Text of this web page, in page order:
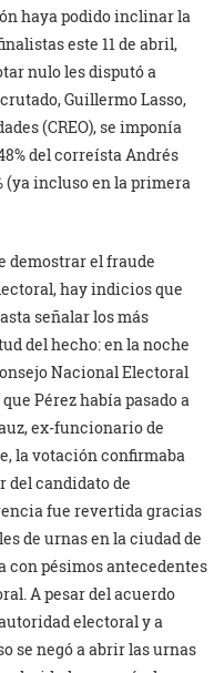
haya podido inclinar la
este 11 de abril,
nulo les disputó a
Guillermo Lasso,
(CREO), se imponía
del correísta Andrés
(ya incluso en la primera
demostrar el fraude
hay indicios que
señalar los más
del hecho: en la noche
Nacional Electoral
Pérez había pasado a
ex-funcionario de
la votación confirmaba
del candidato de
fue revertida gracias
de urnas en la ciudad de
con pésimos antecedentes
A pesar del acuerdo
electoral y a
se negó a abrir las urnas